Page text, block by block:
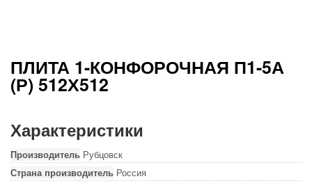
ПЛИТА 1-КОНФОРОЧНАЯ П1-5А
(Р) 512Х512
Характеристики
Производитель Рубцовск
Страна производитель Россия